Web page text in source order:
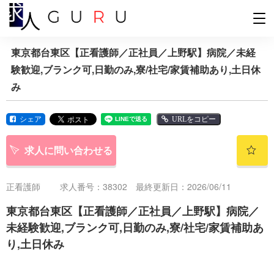
東京都台東区【正看護師／正社員／上野駅】病院／未経
験歓迎,ブランク可,日勤のみ,寮/社宅/家賃補助あり,土日休
み
シェア URLをコピー
求人に問い合わせる
正看護師 求人番号：38302 最終更新日：2026/06/11
東京都台東区【正看護師／正社員／上野駅】病院／
未経験歓迎,ブランク可,日勤のみ,寮/社宅/家賃補助あ
り,土日休み